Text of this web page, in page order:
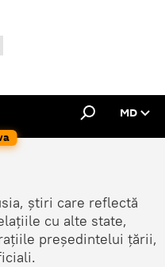
MD
știri care reflectă
cu alte state,
președintelui țării,